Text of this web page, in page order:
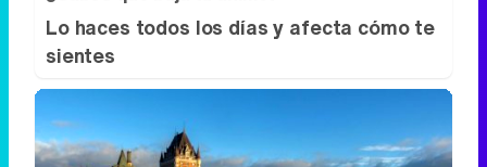
Lo haces todos los días y afecta cómo te
sientes